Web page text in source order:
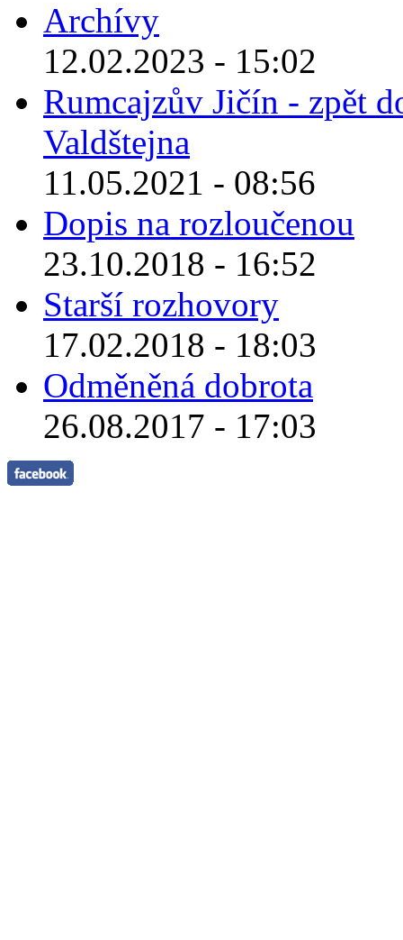
Archívy
12.02.2023 - 15:02
Rumcajzův Jičín - zpět
Valdštejna
11.05.2021 - 08:56
Dopis na rozloučenou
23.10.2018 - 16:52
Starší rozhovory
17.02.2018 - 18:03
Odměněná dobrota
26.08.2017 - 17:03